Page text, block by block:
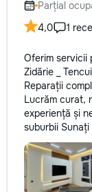
Parțial
4,0
1
Oferim servicii
Zidărie _
Reparații
Lucrăm curat,
experiență și
suburbii